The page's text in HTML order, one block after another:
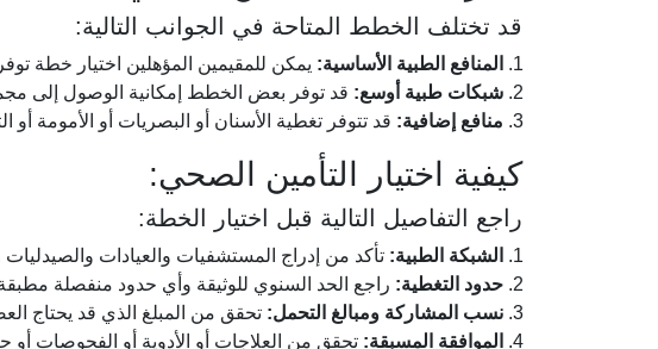
قد تختلف الخطط المتاحة في الجوانب التالية:
المنافع الطبية الأساسية: يمكن للمقيمين المؤهلين اختيار خطة
شبكات طبية أوسع: قد توفر بعض الخطط إمكانية الوصول إلى
منافع إضافية: قد تتوفر تغطية الأسنان أو البصريات أو الأمومة
كيفية اختيار التأمين الصحي:
راجع التفاصيل التالية قبل اختيار الخطة:
الشبكة الطبية: تأكد من إدراج المستشفيات والعيادات
حدود التغطية: راجع الحد السنوي للوثيقة وأي حدود منفصلة
نسب المشاركة ومبالغ التحمل: تحقق من المبلغ الذي قد يحتاج
الموافقة المسبقة: تحقق من العلاجات أو الأدوية أو الفحوصات